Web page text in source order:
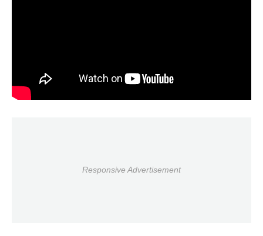
Responsive Advertisement